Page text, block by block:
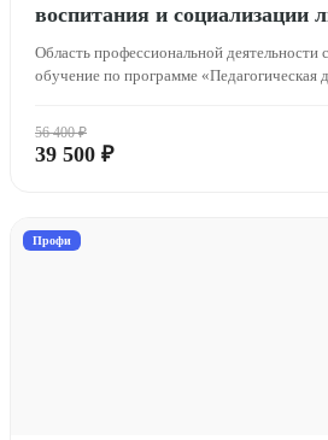
воспитания и социализации
Область профессиональной
обучение по программе «Педагогическая
56 400 ₽
39 500 ₽
Профи